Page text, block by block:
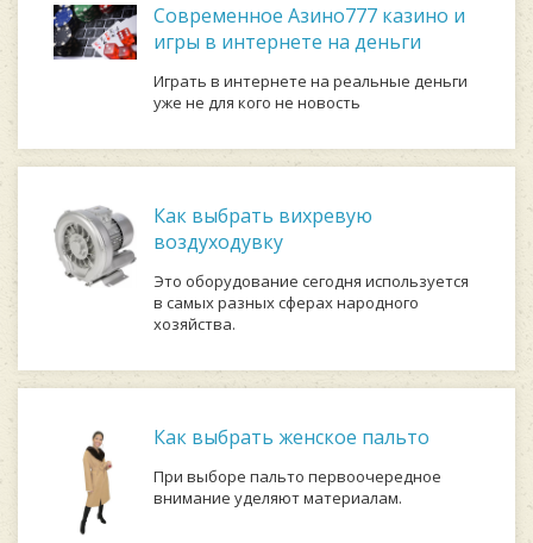
Современное Азино777 казино и
игры в интернете на деньги
Играть в интернете на реальные деньги
уже не для кого не новость
Как выбрать вихревую
воздуходувку
Это оборудование сегодня используется
в самых разных сферах народного
хозяйства.
Как выбрать женское пальто
При выборе пальто первоочередное
внимание уделяют материалам.